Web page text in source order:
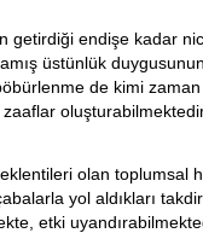
getirdiği endişe kadar
üstünlük duygusunun
de kimi
olan toplumsal
yol aldıkları
etki